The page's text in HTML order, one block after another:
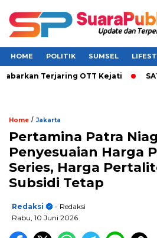
HOME POLITIK SUMSEL
Terjaring OTT Kejati
Home / Jakarta
Pertamina Patra
Penyesuaian Harga
Series, Harga
Subsidi Tetap
Redaksi
- Redaksi
Rabu, 10 Juni 2026